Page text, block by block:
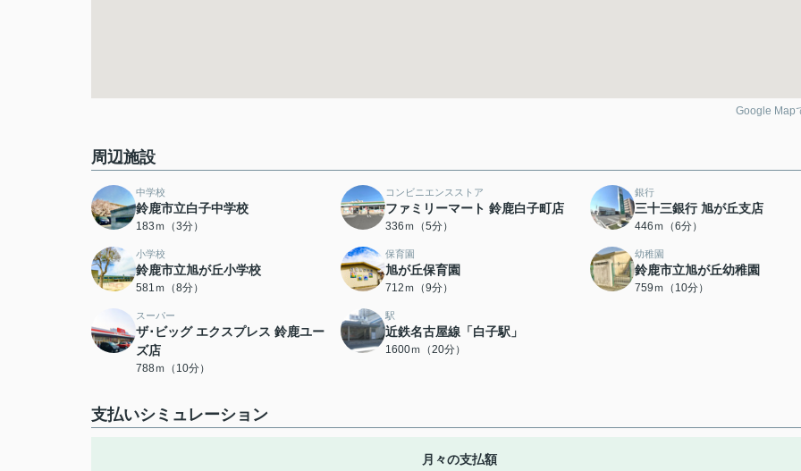
Google Map
周辺施設
中学校
鈴鹿市立白子中学校
183ｍ（3分）
コンビニエンスストア
ファミリーマート 鈴鹿白子町店
336ｍ（5分）
銀行
三十三銀行 旭が丘支店
446ｍ（6分）
小学校
鈴鹿市立旭が丘小学校
581ｍ（8分）
保育園
旭が丘保育園
712ｍ（9分）
幼稚園
鈴鹿市立旭が丘幼稚園
759ｍ（10分）
スーパー
ザ･ビッグ エクスプレス 鈴鹿ユー
ズ店
788ｍ（10分）
駅
近鉄名古屋線「白子駅」
1600ｍ（20分）
支払いシミュレーション
月々の支払額